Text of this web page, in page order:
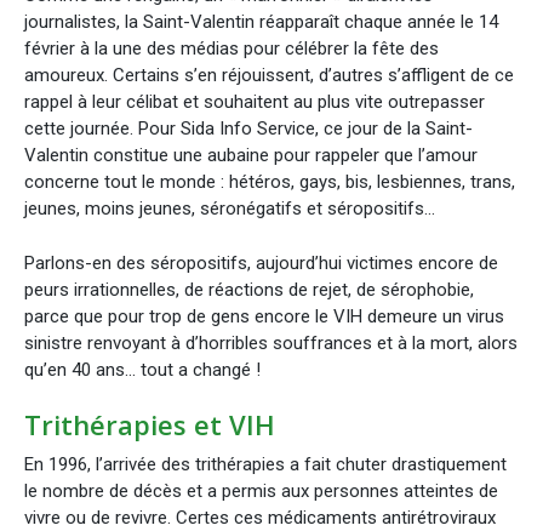
journalistes, la Saint-Valentin réapparaît chaque année le 14
février à la une des médias pour célébrer la fête des
amoureux. Certains s’en réjouissent, d’autres s’affligent de ce
rappel à leur célibat et souhaitent au plus vite outrepasser
cette journée. Pour Sida Info Service, ce jour de la Saint-
Valentin constitue une aubaine pour rappeler que l’amour
concerne tout le monde : hétéros, gays, bis, lesbiennes, trans,
jeunes, moins jeunes, séronégatifs et séropositifs...
Parlons-en des séropositifs, aujourd’hui victimes encore de
peurs irrationnelles, de réactions de rejet, de sérophobie,
parce que pour trop de gens encore le VIH demeure un virus
sinistre renvoyant à d’horribles souffrances et à la mort, alors
qu’en 40 ans... tout a changé !
Trithérapies et VIH
En 1996, l’arrivée des trithérapies a fait chuter drastiquement
le nombre de décès et a permis aux personnes atteintes de
vivre ou de revivre. Certes ces médicaments antirétroviraux